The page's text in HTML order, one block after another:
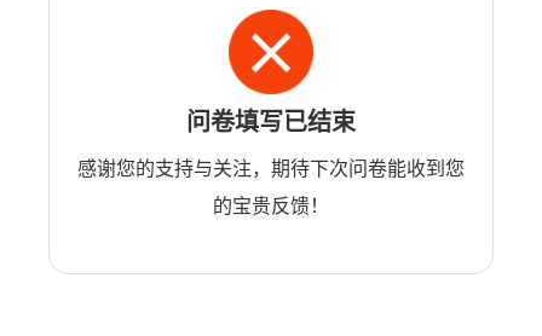
问卷填写已结束
感谢您的支持与关注，期待下次问卷能收到您
的宝贵反馈！